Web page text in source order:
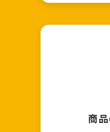
商